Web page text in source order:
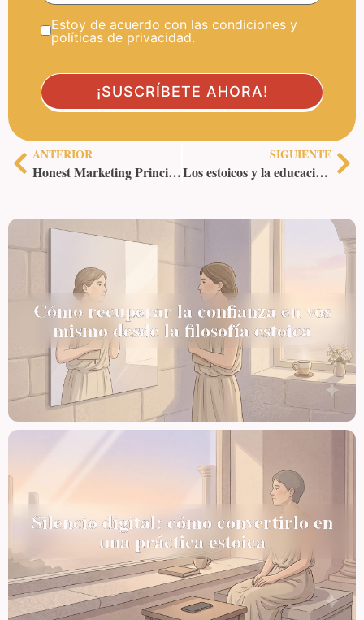
Estoy de acuerdo con las condiciones y
políticas de privacidad.
ANTERIOR
Honest Marketing Principles in a Competitive World
SIGUIENTE
Los estoicos y la educación de los hijos: enseñanzas atemporales
Cómo recuperar la confianza en vos
mismo desde la filosofía estoica
Silencio digital: cómo convertirlo en
una práctica estoica